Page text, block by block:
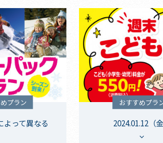
プラン
って異なる
おすすめプラ
2024.01.12（金